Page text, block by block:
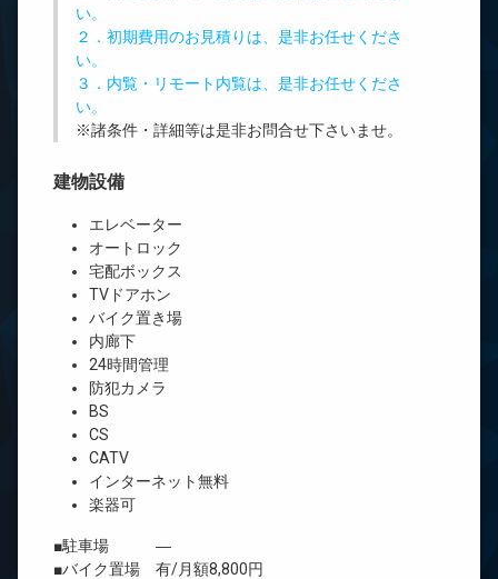
い。
２．初期費用のお見積りは、是非お任せくださ
い。
３．内覧・リモート内覧は、是非お任せくださ
い。
※諸条件・詳細等は是非お問合せ下さいませ。
建物設備
エレベーター
オートロック
宅配ボックス
TVドアホン
バイク置き場
内廊下
24時間管理
防犯カメラ
BS
CS
CATV
インターネット無料
楽器可
■駐車場 ―
■バイク置場 有/月額8,800円